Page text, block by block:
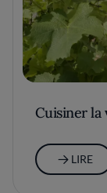
Cuisiner la
LIRE